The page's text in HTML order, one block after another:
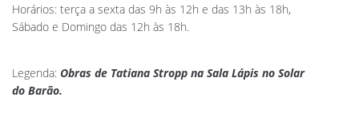
Horários: terça a sexta das 9h às 12h e das 13h às 18h,
Sábado e Domingo das 12h às 18h.
Legenda: Obras de Tatiana Stropp na Sala Lápis no Solar
do Barão.